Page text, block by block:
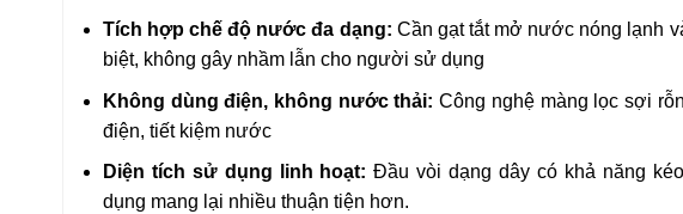
Tích hợp chế độ nước đa dạng: Cần gạt tắt mở nước nóng lạnh
biệt, không gây nhầm lẫn cho người sử dụng
Không dùng điện, không nước thải: Công nghệ màng lọc sợi
điện, tiết kiệm nước
Diện tích sử dụng linh hoạt: Đầu vòi dạng dây có khả năng
dụng mang lại nhiều thuận tiện hơn.